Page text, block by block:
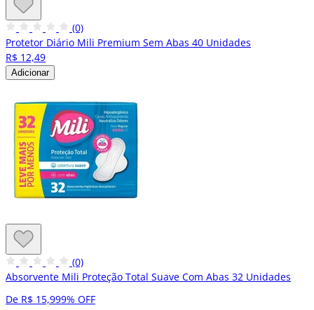
(0)
Protetor Diário Mili Premium Sem Abas 40 Unidades
R$ 12,49
Adicionar
(0)
Absorvente Mili Proteção Total Suave Com Abas 32 Unidades
De R$ 15,999% OFF